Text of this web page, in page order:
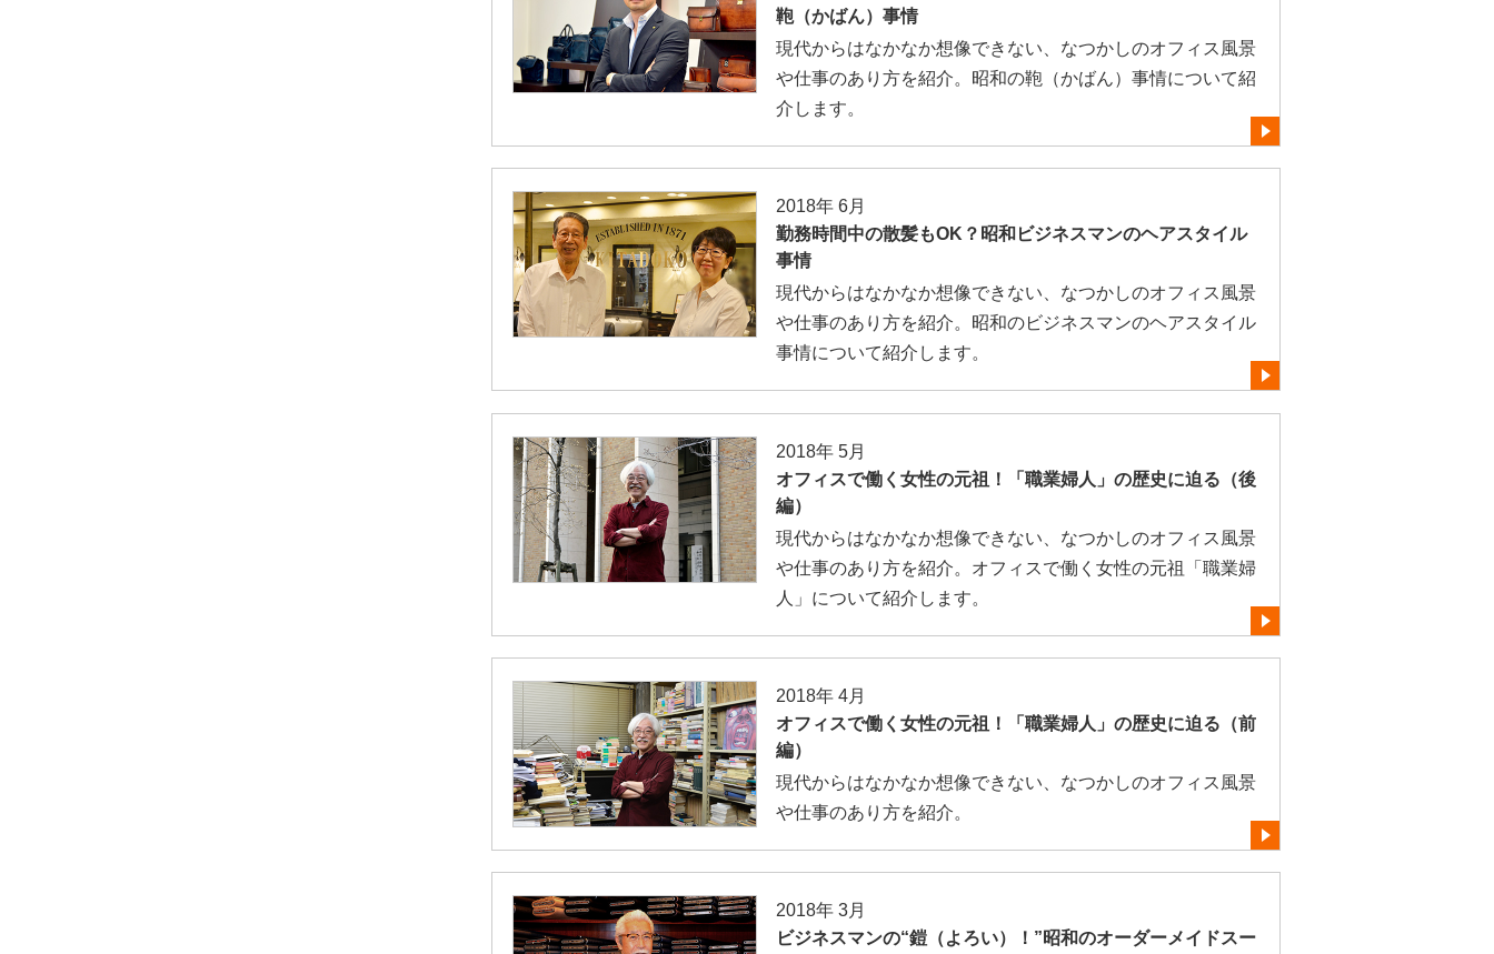
鞄（かばん）事情
現代からはなかなか想像できない、なつかしのオフィス風景
や仕事のあり方を紹介。昭和の鞄（かばん）事情について紹
介します。
2018年 6月
勤務時間中の散髪もOK？昭和ビジネスマンのヘアスタイル
事情
現代からはなかなか想像できない、なつかしのオフィス風景
や仕事のあり方を紹介。昭和のビジネスマンのヘアスタイル
事情について紹介します。
2018年 5月
オフィスで働く女性の元祖！「職業婦人」の歴史に迫る（後
編）
現代からはなかなか想像できない、なつかしのオフィス風景
や仕事のあり方を紹介。オフィスで働く女性の元祖「職業婦
人」について紹介します。
2018年 4月
オフィスで働く女性の元祖！「職業婦人」の歴史に迫る（前
編）
現代からはなかなか想像できない、なつかしのオフィス風景
や仕事のあり方を紹介。
2018年 3月
ビジネスマンの“鎧（よろい）！”昭和のオーダーメイドスー